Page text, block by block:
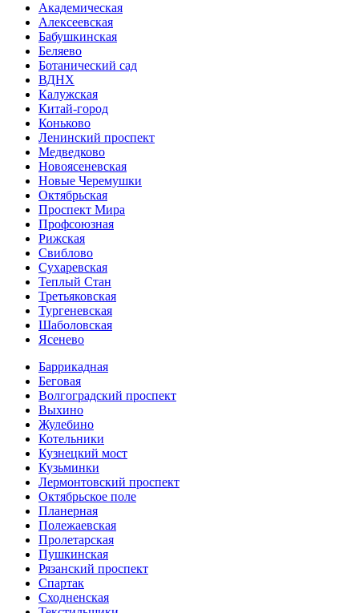
Академическая
Алексеевская
Бабушкинская
Беляево
Ботанический сад
ВДНХ
Калужская
Китай-город
Коньково
Ленинский проспект
Медведково
Новоясе­невская
Новые Черемушки
Октябрьская
Проспект Мира
Профсоюзная
Рижская
Свиблово
Сухаревская
Теплый Стан
Третьяковская
Тургеневская
Шаболовская
Ясенево
Баррикадная
Беговая
Волгоградский проспект
Выхино
Жулебино
Котельники
Кузнецкий мост
Кузьминки
Лермонтовский проспект
Октябрьское поле
Планерная
Полежаевская
Пролетарская
Пушкинская
Рязанский проспект
Спартак
Сходненская